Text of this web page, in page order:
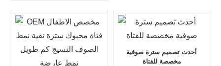
أحدث تصميم سترة صوفية
مخصصة للفتاة